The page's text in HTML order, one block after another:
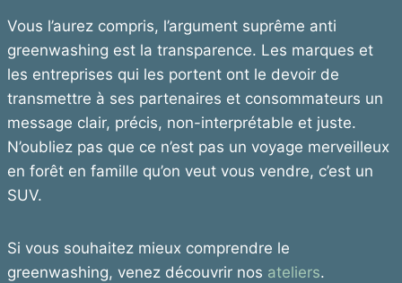
Vous l’aurez compris, l’argument suprême anti
greenwashing est la transparence. Les marques et
les entreprises qui les portent ont le devoir de
transmettre à ses partenaires et consommateurs un
message clair, précis, non-interprétable et juste.
N’oubliez pas que ce n’est pas un voyage merveilleux
en forêt en famille qu’on veut vous vendre, c’est un
SUV.
Si vous souhaitez mieux comprendre le
greenwashing, venez découvrir nos ateliers.